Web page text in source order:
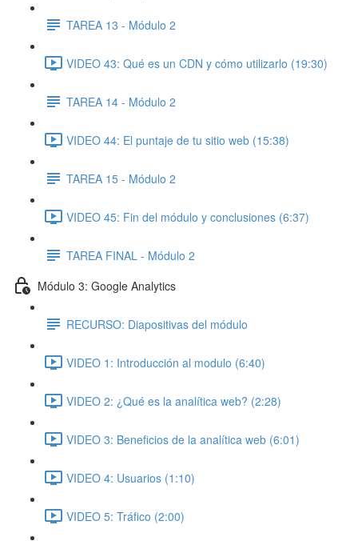
TAREA 13 - Módulo 2
VIDEO 43: Qué es un CDN y cómo utilizarlo (19:30)
TAREA 14 - Módulo 2
VIDEO 44: El puntaje de tu sitio web (15:38)
TAREA 15 - Módulo 2
VIDEO 45: Fin del módulo y conclusiones (6:37)
TAREA FINAL - Módulo 2
Módulo 3: Google Analytics
RECURSO: Diapositivas del módulo
VIDEO 1: Introducción al modulo (6:40)
VIDEO 2: ¿Qué es la analítica web? (2:28)
VIDEO 3: Beneficios de la analítica web (6:01)
VIDEO 4: Usuarios (1:10)
VIDEO 5: Tráfico (2:00)